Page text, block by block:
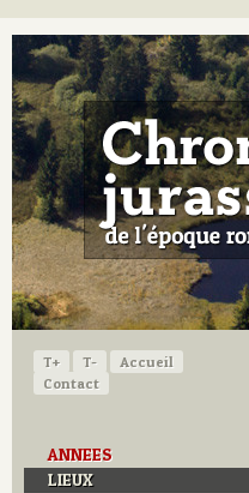
T+ T-
Accueil
Contact
ANNEES
LIEUX